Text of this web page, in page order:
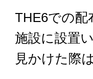
THE6での配
施設に設置
見かけた際